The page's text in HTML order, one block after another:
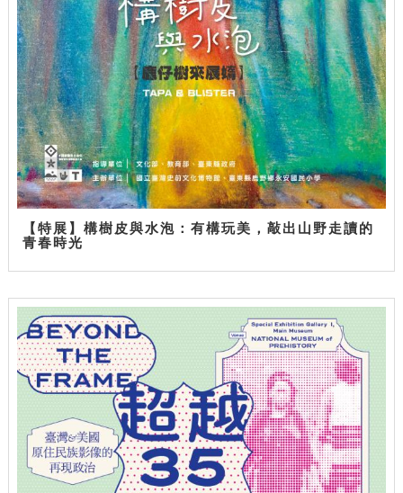
【特展】構樹皮與水泡：有構玩美，敲出山野走讀的
青春時光